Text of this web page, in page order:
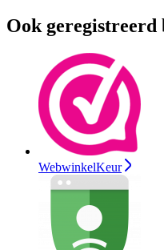
Ook geregistreerd
WebwinkelKeur